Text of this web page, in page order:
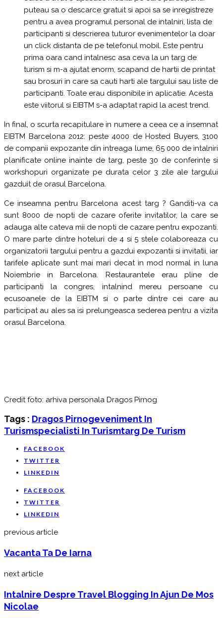
puteau sa o descarce gratuit si apoi sa se inregistreze
pentru a avea programul personal de intalniri, lista de
participanti si descrierea tuturor evenimentelor la doar
un click distanta de pe telefonul mobil. Este pentru
prima oara cand intalnesc asa ceva la un targ de
turism si m-a ajutat enorm, scapand de hartii de printat
sau brosuri in care sa cauti harti ale targului sau liste de
participanti. Toate erau disponibile in aplicatie. Acesta
este viitorul si EIBTM s-a adaptat rapid la acest trend.
In final, o scurta recapitulare in numere a ceea ce a insemnat
EIBTM Barcelona 2012: peste 4000 de Hosted Buyers, 3100
de companii expozante din intreaga lume, 65 000 de intalniri
planificate online inainte de targ, peste 30 de conferinte si
workshopuri organizate pe durata celor 3 zile ale targului
gazduit de orasul Barcelona.
Ce inseamna pentru Barcelona acest targ ? Ganditi-va ca
sunt 8000 de nopti de cazare oferite invitatilor, la care se
adauga alte cateva mii de nopti de cazare pentru expozanti.
O mare parte dintre hoteluri de 4 si 5 stele colaboreaza cu
organizatorii targului pentru a gazdui expozantii si invitatii, iar
tarifele aplicate sunt mai mari decat in mod normal in luna
Noiembrie in Barcelona. Restaurantele erau pline de
participanti la congres, intalnind mereu persoane cu
ecusoanele de la EIBTM si o parte dintre cei care au
participat au ales sa isi prelungeasca sederea pentru a vizita
orasul Barcelona.
Credit foto: arhiva personala Dragos Pirnog
Tags : Dragos PirnogEveniment In
TurismSpecialisti In TurismTarg De Turism
FACEBOOK
TWITTER
LINKEDIN
FACEBOOK
TWITTER
LINKEDIN
previous article
Vacanta Ta De Iarna
next article
Intalnire Despre Travel Blogging In Ajun De Mos
Nicolae